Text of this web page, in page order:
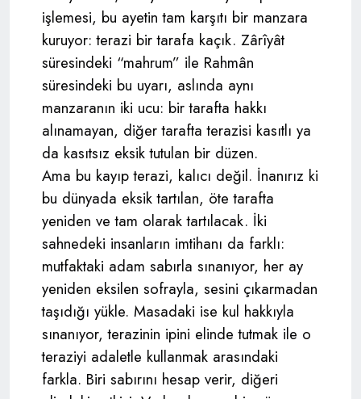
işlemesi, bu ayetin tam karşıtı bir manzara
kuruyor: terazi bir tarafa kaçık. Zârîyât
süresindeki “mahrum” ile Rahmân
süresindeki bu uyarı, aslında aynı
manzaranın iki ucu: bir tarafta hakkı
alınamayan, diğer tarafta terazisi kasıtlı ya
da kasıtsız eksik tutulan bir düzen.
Ama bu kayıp terazi, kalıcı değil. İnanırız ki
bu dünyada eksik tartılan, öte tarafta
yeniden ve tam olarak tartılacak. İki
sahnedeki insanların imtihanı da farklı:
mutfaktaki adam sabırla sınanıyor, her ay
yeniden eksilen sofrayla, sesini çıkarmadan
taşıdığı yükle. Masadaki ise kul hakkıyla
sınanıyor, terazinin ipini elinde tutmak ile o
teraziyi adaletle kullanmak arasındaki
farkla. Biri sabırını hesap verir, diğeri